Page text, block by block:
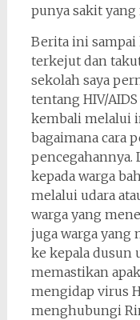
punya sakit yang
Berita ini sampai
terkejut dan
sekolah saya
tentang HIV/
kembali melalui
bagaimana cara
pencegahannya.
kepada warga
melalui udara
warga yang
juga warga yang
ke kepala dusun
memastikan
mengidap virus
menghubungi